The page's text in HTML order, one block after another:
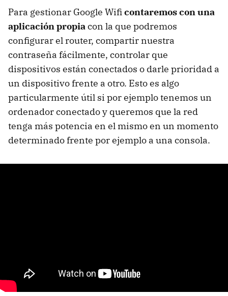
Para gestionar Google Wificontaremos con una
aplicación propiacon la que podremos
configurar el router, compartir nuestra
contraseña fácilmente, controlar que
dispositivos están conectados o darle prioridad a
un dispositivo frente a otro. Esto es algo
particularmente útil si por ejemplo tenemos un
ordenador conectado y queremos que la red
tenga más potencia en el mismo en un momento
determinado frente por ejemplo a una consola.